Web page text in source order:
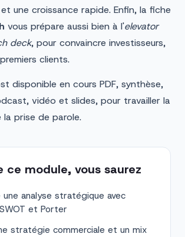
une croissance rapide. Enfin, la fiche
vous prépare aussi bien à l'elevator
deck, pour convaincre investisseurs,
clients.
disponible en cours PDF, synthèse,
vidéo et slides, pour travailler la
prise de parole.
ce module, vous saurez
une analyse stratégique avec
SWOT et Porter
stratégie commerciale et un mix